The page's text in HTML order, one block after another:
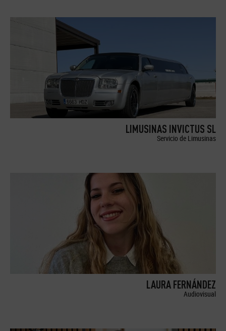
LIMUSINAS INVICTUS SL
Servicio de Limusinas
LAURA FERNÁNDEZ
Audiovisual